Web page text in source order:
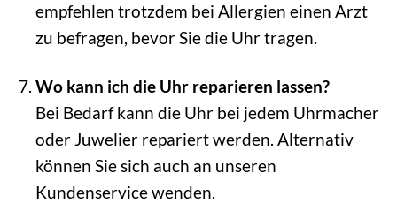
empfehlen trotzdem bei Allergien einen Arzt
zu befragen, bevor Sie die Uhr tragen.
Wo kann ich die Uhr reparieren lassen?
Bei Bedarf kann die Uhr bei jedem Uhrmacher
oder Juwelier repariert werden. Alternativ
können Sie sich auch an unseren
Kundenservice wenden.